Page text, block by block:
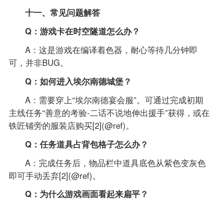
十一、常见问题解答
Q：游戏卡在时空隧道怎么办？
A：这是游戏在编译着色器，耐心等待几分钟即
可，并非BUG。
Q：如何进入埃尔南德城堡？
A：需要穿上“埃尔南德宴会服”。可通过完成初期
主线任务“善意的考验-二话不说地伸出援手”获得，或在
铁匠铺旁的服装店购买[2](@ref)。
Q：任务道具占背包格子怎么办？
A：完成任务后，物品栏中道具底色从紫色变灰色
即可手动丢弃[2](@ref)。
Q：为什么游戏画面看起来扁平？